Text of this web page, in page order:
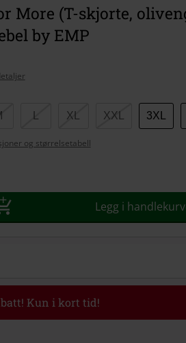
More (T-skjorte,
by EMP
XL XXL 3XL
og størrelsetabell
Legg i
Kun i kort tid!